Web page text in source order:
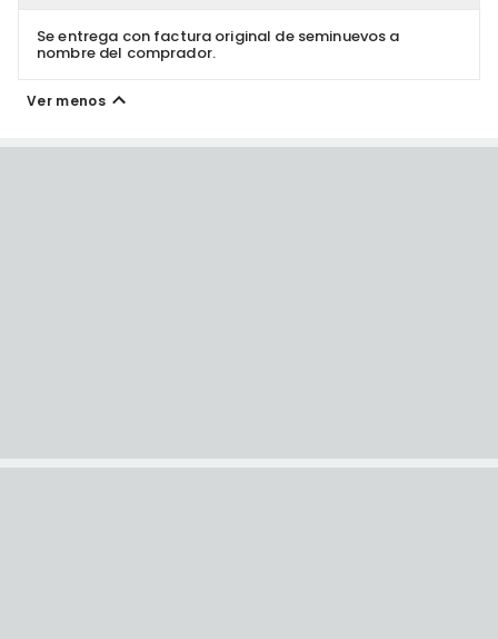
Se entrega con factura original de seminuevos a
nombre del comprador.
Ver menos